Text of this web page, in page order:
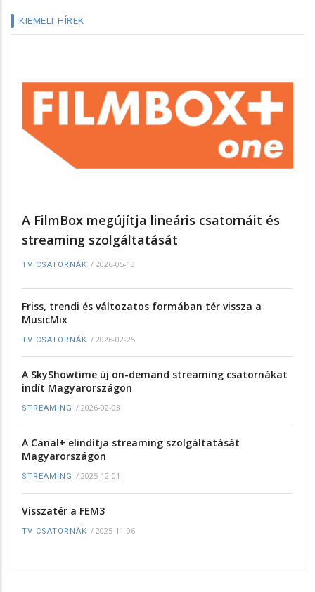
KIEMELT HÍREK
A FilmBox megújítja lineáris csatornáit és
streaming szolgáltatását
TV CSATORNÁK / 2026-05-13
Friss, trendi és változatos formában tér vissza a
MusicMix
TV CSATORNÁK / 2026-02-25
A SkyShowtime új on-demand streaming csatornákat
indít Magyarországon
STREAMING / 2026-02-03
A Canal+ elindítja streaming szolgáltatását
Magyarországon
STREAMING / 2025-12-01
Visszatér a FEM3
TV CSATORNÁK / 2025-11-06